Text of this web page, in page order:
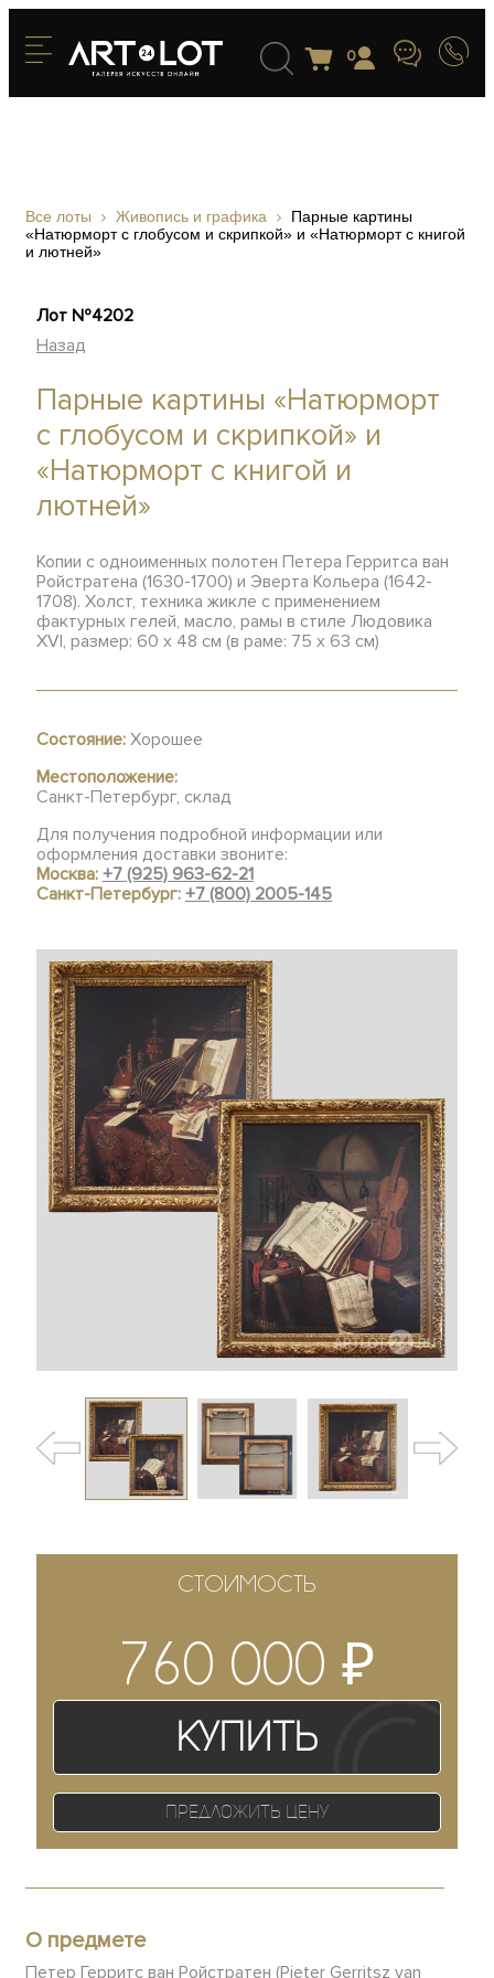
0
Все лоты Живопись и графика
Парные картины
«Натюрморт с глобусом и скрипкой» и «Натюрморт с книгой
и лютней»
Лот №4202
Назад
Парные картины «Натюрморт
с глобусом и скрипкой» и
«Натюрморт с книгой и
лютней»
Копии с одноименных полотен Петера Герритса ван
Ройстратена (1630-1700) и Эверта Кольера (1642-
1708). Холст, техника жикле с применением
фактурных гелей, масло, рамы в стиле Людовика
XVI, размер: 60 х 48 см (в раме: 75 х 63 см)
Состояние: Хорошее
Местоположение:
Санкт-Петербург, склад
Для получения подробной информации или
оформления доставки звоните:
Москва:+7 (925) 963-62-21
Санкт-Петербург:+7 (800) 2005-145
СТОИМОСТЬ
760 000 ₽
Купить
Предложить цену
О предмете
Петер Герритс ван Ройстратен (Pieter Gerritsz van